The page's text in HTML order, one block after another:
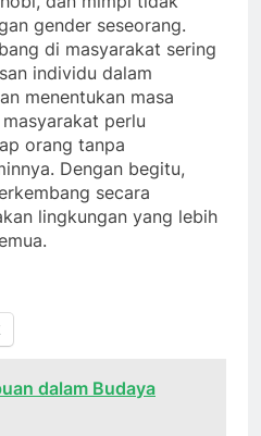
gender seseorang.
di masyarakat sering
individu dalam
menentukan masa
perlu
orang tanpa
Dengan begitu,
secara
lingkungan yang lebih
dalam Budaya